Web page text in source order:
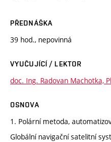
PŘEDNÁŠKA
39 hod., nepovinná
VYUČUJÍCÍ / LEKTOR
doc. Ing. Radovan Machotka,
OSNOVA
1. Polární metoda,
Globální navigační satelitní